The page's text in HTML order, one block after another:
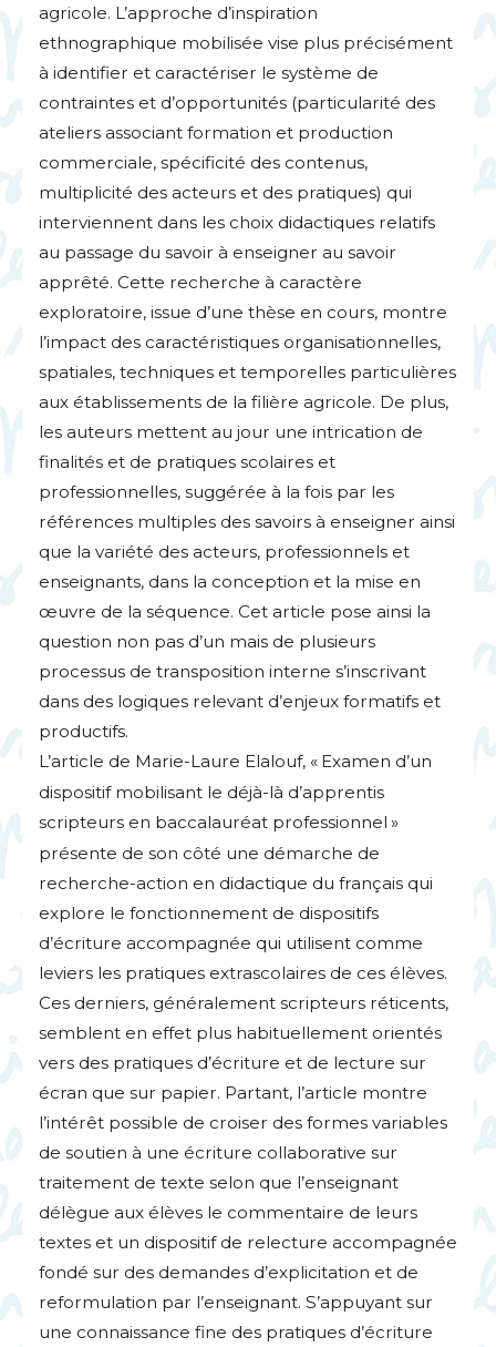
agricole. L’approche d’inspiration
ethnographique mobilisée vise plus précisément
à identifier et caractériser le système de
contraintes et d’opportunités (particularité des
ateliers associant formation et production
commerciale, spécificité des contenus,
multiplicité des acteurs et des pratiques) qui
interviennent dans les choix didactiques relatifs
au passage du savoir à enseigner au savoir
apprêté. Cette recherche à caractère
exploratoire, issue d’une thèse en cours, montre
l’impact des caractéristiques organisationnelles,
spatiales, techniques et temporelles particulières
aux établissements de la filière agricole. De plus,
les auteurs mettent au jour une intrication de
finalités et de pratiques scolaires et
professionnelles, suggérée à la fois par les
références multiples des savoirs à enseigner ainsi
que la variété des acteurs, professionnels et
enseignants, dans la conception et la mise en
œuvre de la séquence. Cet article pose ainsi la
question non pas d’un mais de plusieurs
processus de transposition interne s’inscrivant
dans des logiques relevant d’enjeux formatifs et
productifs.
L’article de Marie-Laure Elalouf, « Examen d’un
dispositif mobilisant le déjà-là d’apprentis
scripteurs en baccalauréat professionnel »
présente de son côté une démarche de
recherche-action en didactique du français qui
explore le fonctionnement de dispositifs
d’écriture accompagnée qui utilisent comme
leviers les pratiques extrascolaires de ces élèves.
Ces derniers, généralement scripteurs réticents,
semblent en effet plus habituellement orientés
vers des pratiques d’écriture et de lecture sur
écran que sur papier. Partant, l’article montre
l’intérêt possible de croiser des formes variables
de soutien à une écriture collaborative sur
traitement de texte selon que l’enseignant
délègue aux élèves le commentaire de leurs
textes et un dispositif de relecture accompagnée
fondé sur des demandes d’explicitation et de
reformulation par l’enseignant. S’appuyant sur
une connaissance fine des pratiques d’écriture